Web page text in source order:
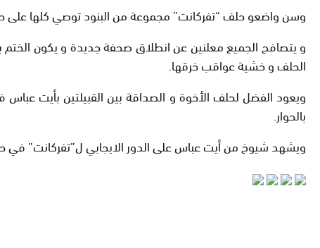
وسن واضعو حلف “تفركانت” مجموعة من البنود توصي كلها على حل
و يتصافح الجميع معلنين عن انطلاق صحفة جديدة و يكون الختم
الحلف و خشية عواقب خرقها.
ويعود الفضل لحلف الأخوة و الصداقة بين القبيلتين بأيت
بالحوار.
ويشهد شيوخ من أيت عباس على الدور الايجابي ل”تفركانت” في